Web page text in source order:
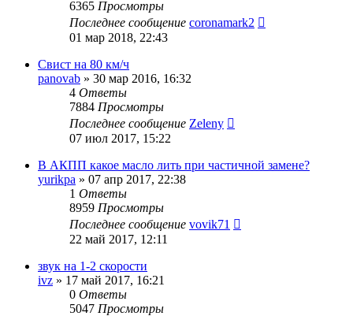
6365 Просмотры
Последнее сообщение coronamark2
01 мар 2018, 22:43
Свист на 80 км/ч
panovab » 30 мар 2016, 16:32
4 Ответы
7884 Просмотры
Последнее сообщение Zeleny
07 июл 2017, 15:22
В АКПП какое масло лить при частичной замене?
yurikpa » 07 апр 2017, 22:38
1 Ответы
8959 Просмотры
Последнее сообщение vovik71
22 май 2017, 12:11
звук на 1-2 скорости
ivz » 17 май 2017, 16:21
0 Ответы
5047 Просмотры